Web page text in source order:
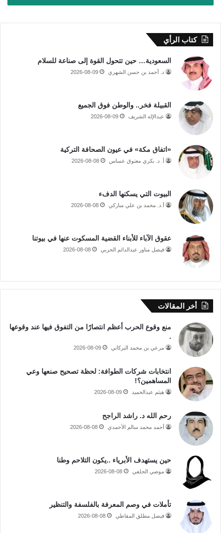
كتاب الرأي
السعودية… حين تتحول القوة إلى صناعة للسلام
د. أحمد بن حسن الشهري 2026-08-09
القبيلة فخر.. والوطن فوق الجميع
عبدالإله الشريف 2026-08-09
«اتفاق مكة» في عيون الصحافة التركية
أ. د. بكري معتوق عساس 2026-08-08
البيوت التي يسكنها الدفء
أ.د. محمد بن علي مباركي 2026-08-08
عقوق الآباء للأبناء القضية المسكوت عنها في بيوتنا
فيصل مناور عبدالدائم الحربي 2026-08-08
أخر المقالات
منع وقوع الحرب أعظم انتصارًا من التفوق فيها عند وقوعها
.
مرعي بن محمد البركاتي 2026-08-09
انتخابات شركات الطوافة: لحظة تصحيح صنعها وعي
المساهمين؟!
هيثم عبدالحميد 2026-08-09
رحم الله د. راشد الراجح
أحمد محمد سالم الأحمدي 2026-08-08
حين يستهدف الأبرياء ..يكون التلاحم وطنا
موضي الحلفي 2026-08-08
تأملات في وصم المعرفة بالفلسفة والتنظير
فيصل مطلق المقاطي 2026-08-08